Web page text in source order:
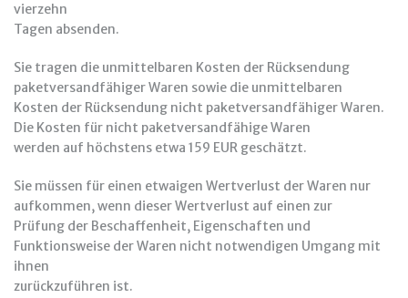
vierzehn
Tagen absenden.
Sie tragen die unmittelbaren Kosten der Rücksendung
paketversandfähiger Waren sowie die unmittelbaren
Kosten der Rücksendung nicht paketversandfähiger Waren.
Die Kosten für nicht paketversandfähige Waren
werden auf höchstens etwa 159 EUR geschätzt.
Sie müssen für einen etwaigen Wertverlust der Waren nur
aufkommen, wenn dieser Wertverlust auf einen zur
Prüfung der Beschaffenheit, Eigenschaften und
Funktionsweise der Waren nicht notwendigen Umgang mit
ihnen
zurückzuführen ist.